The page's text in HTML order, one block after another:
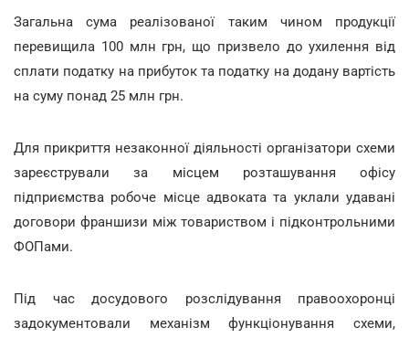
Загальна сума реалізованої таким чином продукції
перевищила 100 млн грн, що призвело до ухилення від
сплати податку на прибуток та податку на додану вартість
на суму понад 25 млн грн.
Для прикриття незаконної діяльності організатори схеми
зареєстрували за місцем розташування офісу
підприємства робоче місце адвоката та уклали удавані
договори франшизи між товариством і підконтрольними
ФОПами.
Під час досудового розслідування правоохоронці
задокументовали механізм функціонування схеми,